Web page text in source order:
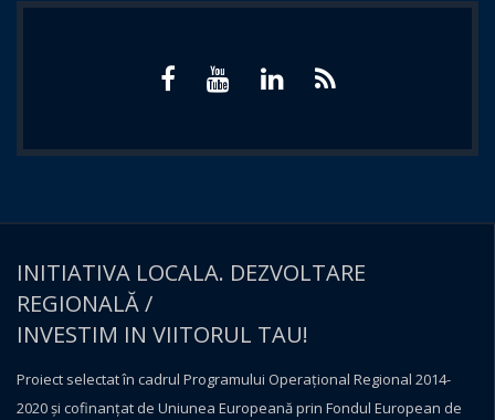
INITIATIVA LOCALA. DEZVOLTARE
REGIONALĂ /
INVESTIM IN VIITORUL TAU!
Proiect selectat în cadrul Programului Operațional Regional 2014-
2020 și cofinanțat de Uniunea Europeană prin Fondul European de